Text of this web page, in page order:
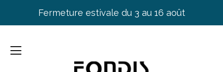
Fermeture estivale du 3 au 16 août